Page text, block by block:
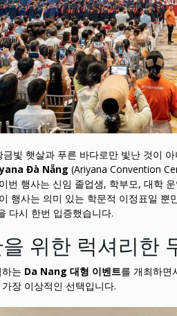
빛 햇살과 푸른 바다로만 빛난 것이
Đà Nẵng (Ariyana Convention
번 행사는 신임 졸업생, 학부모, 대학
행사는 의미 있는 학문적 이정표일 뿐
다시 한번 입증했습니다.
위한 럭셔리한
는 Da Nang 대형 이벤트를 개최하면
가장 이상적인 선택입니다.